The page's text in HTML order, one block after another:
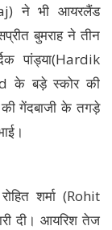
ने भी आयरलैंड
बुमराह ने तीन
पांड्या(Hardik
के बड़े स्कोर की
गेंदबाजी के तगड़े
शर्मा (Rohit
दी। आयरिश तेज